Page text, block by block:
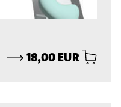
⟶18,00 EUR